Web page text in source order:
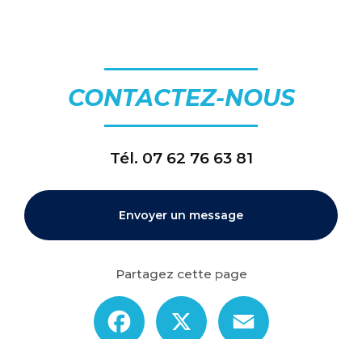
CONTACTEZ-NOUS
Tél. 07 62 76 63 81
Envoyer un message
Partagez cette page
Facebook